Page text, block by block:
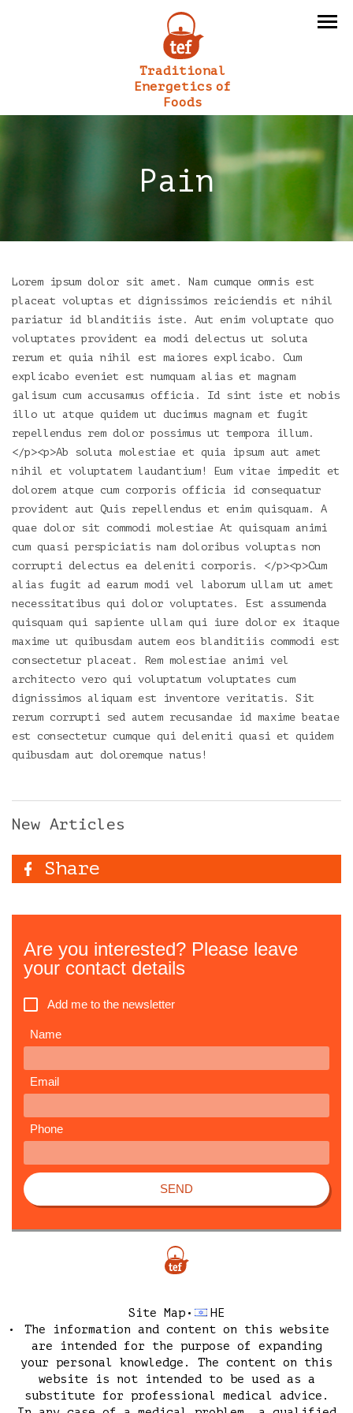
Traditional
Energetics of
Foods
Pain
Lorem ipsum dolor sit amet. Nam cumque omnis est
placeat voluptas et dignissimos reiciendis et nihil
pariatur id blanditiis iste. Aut enim voluptate quo
voluptates provident ea modi delectus ut soluta
rerum et quia nihil est maiores explicabo. Cum
explicabo eveniet est numquam alias et magnam
galisum cum accusamus officia. Id sint iste et nobis
illo ut atque quidem ut ducimus magnam et fugit
repellendus rem dolor possimus ut tempora illum.
</p><p>Ab soluta molestiae et quia ipsum aut amet
nihil et voluptatem laudantium! Eum vitae impedit et
dolorem atque cum corporis officia id consequatur
provident aut Quis repellendus et enim quisquam. A
quae dolor sit commodi molestiae At quisquam animi
cum quasi perspiciatis nam doloribus voluptas non
corrupti delectus ea deleniti corporis. </p><p>Cum
alias fugit ad earum modi vel laborum ullam ut amet
necessitatibus qui dolor voluptates. Est assumenda
quisquam qui sapiente ullam qui iure dolor ex itaque
maxime ut quibusdam autem eos blanditiis commodi est
consectetur placeat. Rem molestiae animi vel
architecto vero qui voluptatum voluptates cum
dignissimos aliquam est inventore veritatis. Sit
rerum corrupti sed autem recusandae id maxime beatae
est consectetur cumque qui deleniti quasi et quidem
quibusdam aut doloremque natus!
New Articles
Share
Are you interested? Please leave
your contact details
Add me to the newsletter
Name
Email
Phone
SEND
Site Map
HE
The information and content on this website
are intended for the purpose of expanding
your personal knowledge. The content on this
website is not intended to be used as a
substitute for professional medical advice.